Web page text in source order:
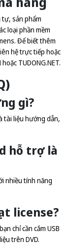
sản phẩm
loại phần mềm
Để biết thêm
hệ trực tiếp hoặc
hoặc TUDONG.NET.
gì?
tài liệu hướng dẫn,
hỗ trợ là
nhiều tính năng
license?
chỉ cần cắm USB
trên DVD.